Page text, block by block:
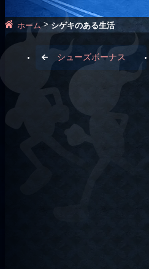
ホーム>シゲキのある生活
シューズボーナス